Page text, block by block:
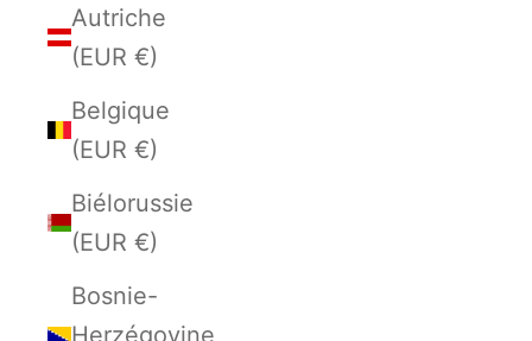
Autriche
(EUR €)
Belgique
(EUR €)
Biélorussie
(EUR €)
Bosnie-
Herzégovine